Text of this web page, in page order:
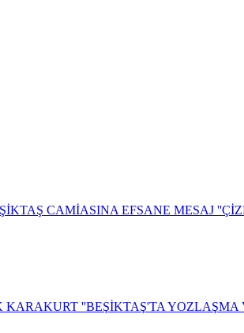
CAMİASINA EFSANE MESAJ
''BEŞİKTAŞ'TA YOZLAŞMA